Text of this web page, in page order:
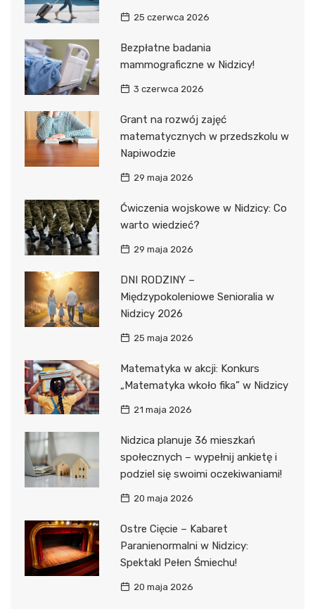
25 czerwca 2026
Bezpłatne badania
mammograficzne w Nidzicy!
3 czerwca 2026
Grant na rozwój zajęć
matematycznych w przedszkolu w
Napiwodzie
29 maja 2026
Ćwiczenia wojskowe w Nidzicy: Co
warto wiedzieć?
29 maja 2026
DNI RODZINY –
Międzypokoleniowe Senioralia w
Nidzicy 2026
25 maja 2026
Matematyka w akcji: Konkurs
„Matematyka wkoło fika” w Nidzicy
21 maja 2026
Nidzica planuje 36 mieszkań
społecznych – wypełnij ankietę i
podziel się swoimi oczekiwaniami!
20 maja 2026
Ostre Cięcie – Kabaret
Paranienormalni w Nidzicy:
Spektakl Pełen Śmiechu!
20 maja 2026